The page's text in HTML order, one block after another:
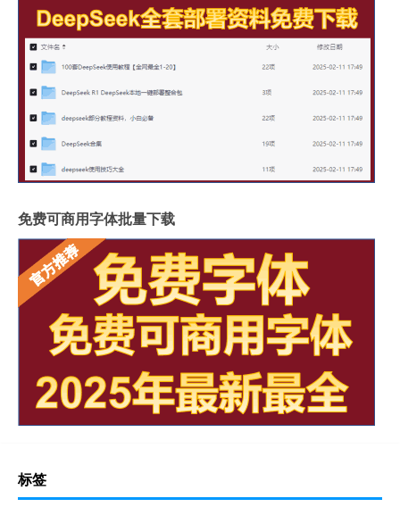
免费可商用字体批量下载
标签